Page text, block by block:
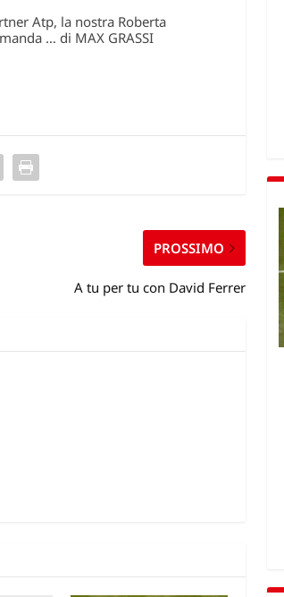
Atp, la nostra Roberta
… di MAX GRASSI
PROSSIMO
A tu per tu con David Ferrer